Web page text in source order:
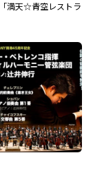
満天☆青空レストラ